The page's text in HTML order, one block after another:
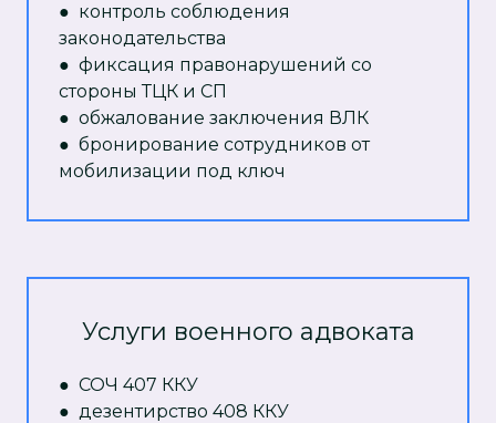
● контроль соблюдения
законодательства
● фиксация правонарушений со
стороны ТЦК и СП
● обжалование заключения ВЛК
● бронирование сотрудников от
мобилизации под ключ
Услуги военного адвоката
● СОЧ 407 ККУ
● дезентирство 408 ККУ